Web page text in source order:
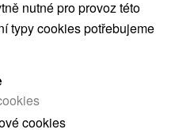
nutné pro provoz této
typy cookies potřebujeme
cookies